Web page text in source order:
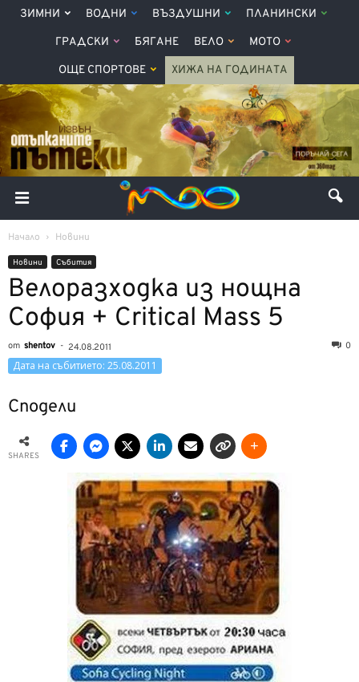
ЗИМНИ ВОДНИ ВЪЗДУШНИ ПЛАНИНСКИ
ГРАДСКИ БЯГАНЕ ВЕЛО МОТО
ОЩЕ СПОРТОВЕ ХИЖА НА ГОДИНАТА
Начало Новини
Новини Събития
Велоразходка из нощна
София + Сritiсal Mass 5
от shentov - 24.08.2011 0
Дата на събитието: 25.08.2011
Сподели
SHARES